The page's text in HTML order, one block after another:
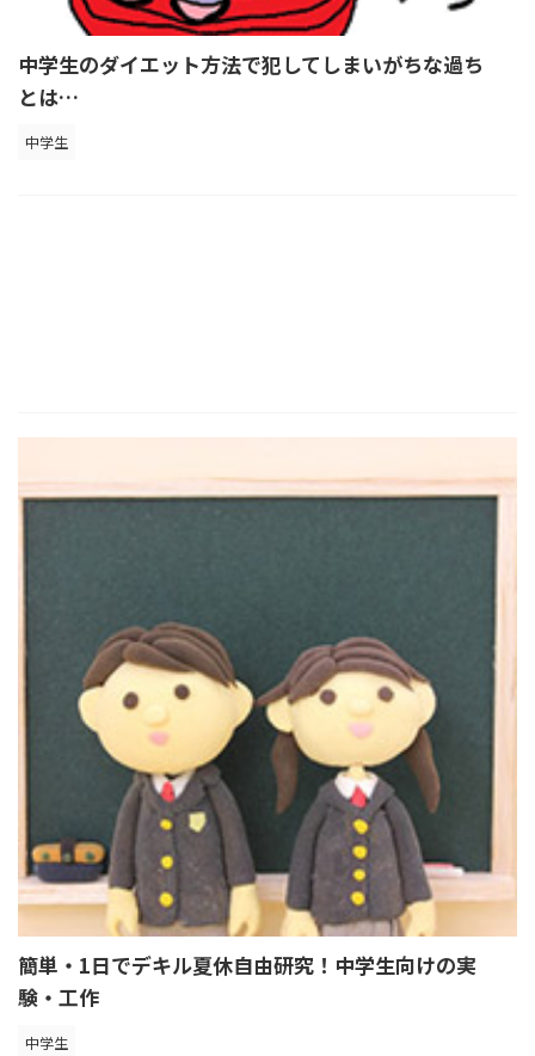
中学生のダイエット方法で犯してしまいがちな過ち
とは…
中学生
簡単・1日でデキル夏休自由研究！中学生向けの実
験・工作
中学生